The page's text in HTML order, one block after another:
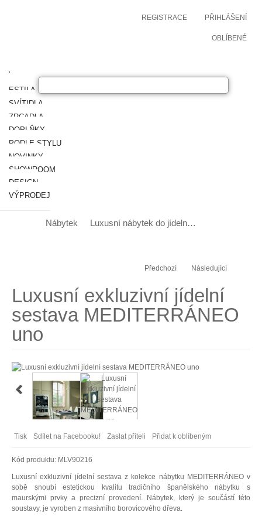
PŘIHLÁŠENÍ
REGISTRACE
OBLÍBENÉ
ESTILA NÁBYTEK
SVÍTIDLA
ZRCADLA
DOPLŇKY
PODLE STYLU
NOVINKY
SHOWROOM
DESIGN
VÝPRODEJ
Nábytek Luxusní nábytek do jídelny
Předchozí Následující
Luxusní exkluzivní jídelní
sestava MEDITERRÁNEO
uno
Tisk Sdílet na Facebooku! Zaslat příteli Přidat k oblíbeným
Kód produktu: MLV90216
Luxusní exkluzivní jídelní sestava z kolekce nábytku MEDITERRÁNEO v
sobě snoubí estetickou kvalitu tradičního španělského nábytku s
maurskými prvky a precizní provedení. Nábytek, který je součástí této
soustavy, je vyroben z masivního borovicového dřeva.